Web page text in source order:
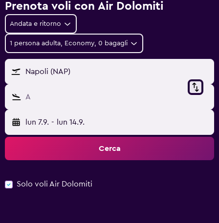
Prenota voli con Air Dolomiti
Andata e ritorno
1 persona adulta, Economy, 0 bagagli
Napoli (NAP)
A
lun 7.9. - lun 14.9.
Cerca
Solo voli Air Dolomiti